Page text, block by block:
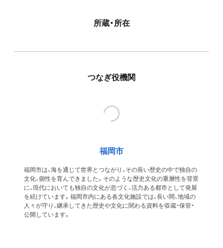
所蔵・所在
つなぎ役機関
福岡市
福岡市は、海を通じて世界とつながり、その長い歴史の中で独自の
文化、個性を育んできました。そのような歴史文化の重層性を背景
に、現代においても独自の文化が息づく、活力ある都市として発展
を続けています。福岡市内にある各文化施設では、長い間、地域の
人々が守り、継承してきた歴史や文化に関わる資料を収蔵・保管・
公開しています。